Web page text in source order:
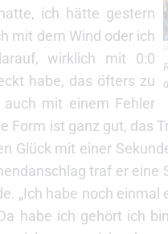
ich hätte gestern
mit dem Wind oder ich
wirklich mit 0:0
habe, das öfters zu
mit einem Fehler
ist ganz gut, das
Glück mit einer
traf er
„Ich habe noch
habe ich gehört ich